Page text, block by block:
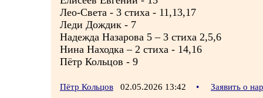
Лео-Света - 3 стиха - 11,13,17
Леди Дождик - 7
Надежда Назарова 5 – 3 стиха 2,5,6
Нина Находка – 2 стиха - 14,16
Пётр Кольцов - 9
Пётр Кольцов 02.05.2026 13:42 • Заявить о